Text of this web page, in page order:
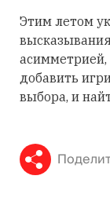
Этим летом
асимметрией,
добавить
выбора, и